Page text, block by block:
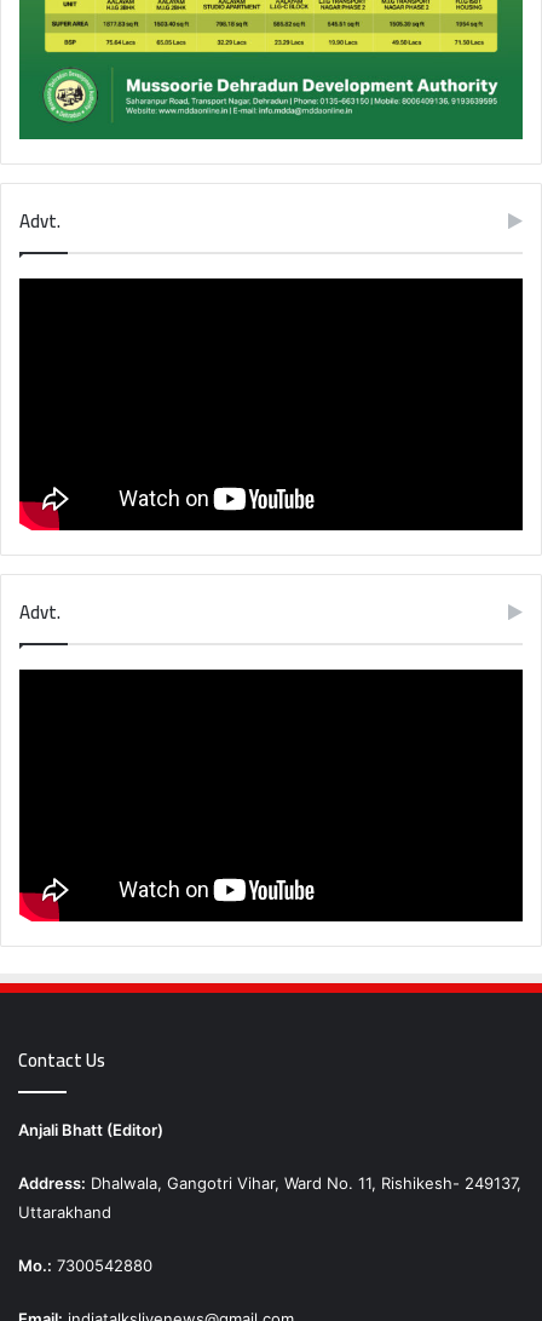
Advt.
Advt.
Contact Us
Anjali Bhatt (Editor)
Address: Dhalwala, Gangotri Vihar, Ward No. 11, Rishikesh- 249137,
Uttarakhand
Mo.: 7300542880